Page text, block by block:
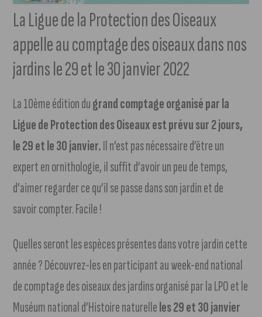
La Ligue de la Protection des Oiseaux
appelle au comptage des oiseaux dans nos
jardins le 29 et le 30 janvier 2022
La 10ème édition dugrand comptage organisé par la
Ligue de Protection des Oiseaux est prévu sur 2 jours,
le 29 et le 30 janvier.Il n’est pas nécessaire d’être un
expert en ornithologie, il suffit d’avoir un peu de temps,
d’aimer regarder ce qu’il se passe dans son jardin et de
savoir compter. Facile !
Quelles seront les espèces présentes dans votre jardin cette
année ? Découvrez-les en participant au week-end national
de comptage des oiseaux des jardins organisé par la LPO et le
Muséum national d’Histoire naturelleles 29 et 30 janvier